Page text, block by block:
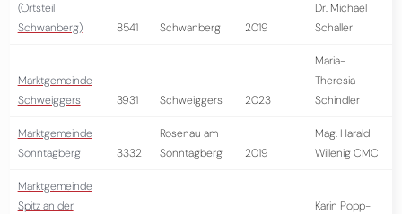
(Ortsteil
Schwanberg)
8541 Schwanberg 2019
Dr. Michael
Schaller
Marktgemeinde
Schweiggers
3931 Schweiggers 2023
Maria-
Theresia
Schindler
Marktgemeinde
Sonntagberg
3332
Rosenau am
Sonntagberg
2019
Mag. Harald
Willenig CMC
Marktgemeinde
Spitz an der
Karin Popp-